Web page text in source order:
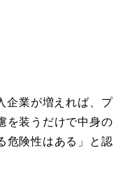
企業が増えれば、プ
を装うだけで中身の
危険性はある」と認